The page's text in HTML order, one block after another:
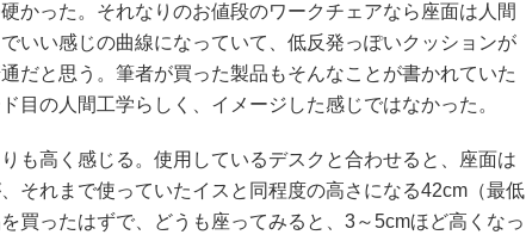
かった。それなりのお値段のワークチェアなら座面は人間
いい感じの曲線になっていて、低反発っぽいクッションが
だと思う。筆者が買った製品もそんなことが書かれていた
目の人間工学らしく、イメージした感じではなかった。
も高く感じる。使用しているデスクと合わせると、座面は
それまで使っていたイスと同程度の高さになる42cm（最低
買ったはずで、どうも座ってみると、3～5cmほど高くなっ